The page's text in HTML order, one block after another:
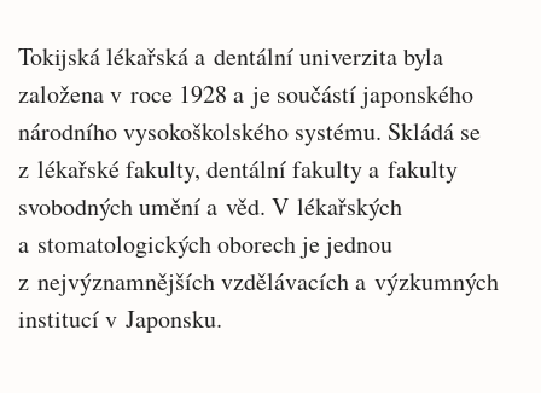
Tokijská lékařská a dentální univerzita byla
založena v roce 1928 a je součástí japonského
národního vysokoškolského systému. Skládá se
z lékařské fakulty, dentální fakulty a fakulty
svobodných umění a věd. V lékařských
a stomatologických oborech je jednou
z nejvýznamnějších vzdělávacích a výzkumných
institucí v Japonsku.